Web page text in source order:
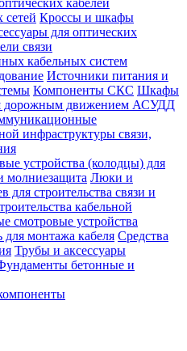
Кроссы и шкафы
для оптических
связи
кабельных систем
Источники питания и
Компоненты СКС Шкафы
дорожным движением АСУДД
инфраструктуры связи,
устройства (колодцы) для
молниезащита Люки и
строительства связи и
кабельной
смотровые устройства
монтажа кабеля Средства
Трубы и аксессуары
бетонные и